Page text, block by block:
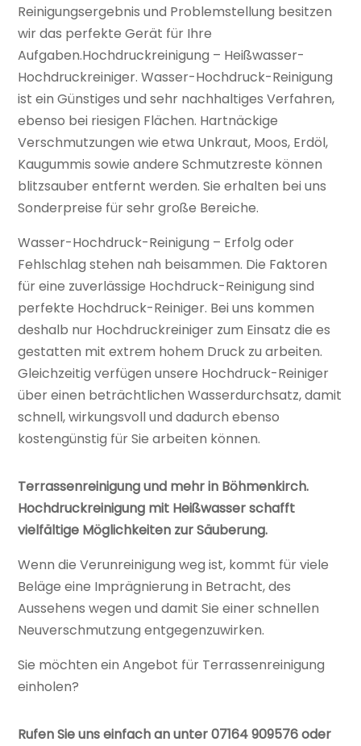
Reinigungsergebnis und Problemstellung besitzen
wir das perfekte Gerät für Ihre
Aufgaben.Hochdruckreinigung – Heißwasser-
Hochdruckreiniger. Wasser-Hochdruck-Reinigung
ist ein Günstiges und sehr nachhaltiges Verfahren,
ebenso bei riesigen Flächen. Hartnäckige
Verschmutzungen wie etwa Unkraut, Moos, Erdöl,
Kaugummis sowie andere Schmutzreste können
blitzsauber entfernt werden. Sie erhalten bei uns
Sonderpreise für sehr große Bereiche.
Wasser-Hochdruck-Reinigung – Erfolg oder
Fehlschlag stehen nah beisammen. Die Faktoren
für eine zuverlässige Hochdruck-Reinigung sind
perfekte Hochdruck-Reiniger. Bei uns kommen
deshalb nur Hochdruckreiniger zum Einsatz die es
gestatten mit extrem hohem Druck zu arbeiten.
Gleichzeitig verfügen unsere Hochdruck-Reiniger
über einen beträchtlichen Wasserdurchsatz, damit
schnell, wirkungsvoll und dadurch ebenso
kostengünstig für Sie arbeiten können.
Terrassenreinigung und mehr in Böhmenkirch.
Hochdruckreinigung mit Heißwasser schafft
vielfältige Möglichkeiten zur Säuberung.
Wenn die Verunreinigung weg ist, kommt für viele
Beläge eine Imprägnierung in Betracht, des
Aussehens wegen und damit Sie einer schnellen
Neuverschmutzung entgegenzuwirken.
Sie möchten ein Angebot für Terrassenreinigung
einholen?
Rufen Sie uns einfach an unter 07164 909576 oder